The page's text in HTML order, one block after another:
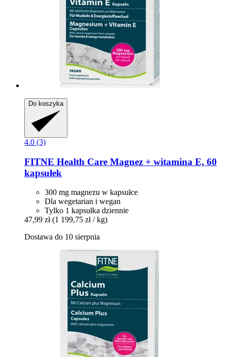
Do koszyka
4.0 (3)
FITNE Health Care Magnez + witamina E, 60
kapsułek
300 mg magnezu w kapsułce
Dla wegetarian i wegan
Tylko 1 kapsułka dziennie
47,99 zł (1 199,75 zł / kg)
Dostawa do 10 sierpnia